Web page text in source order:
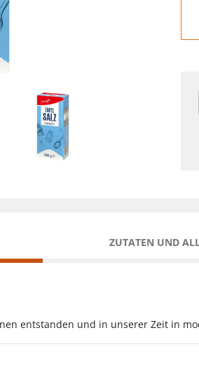
ZUTATEN UND
entstanden und in unserer Zeit in